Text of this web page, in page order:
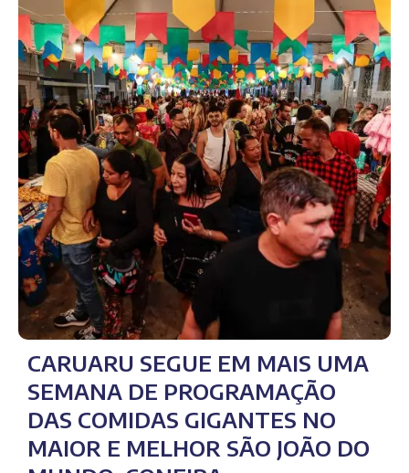
CARUARU SEGUE EM MAIS UMA
SEMANA DE PROGRAMAÇÃO
DAS COMIDAS GIGANTES NO
MAIOR E MELHOR SÃO JOÃO DO